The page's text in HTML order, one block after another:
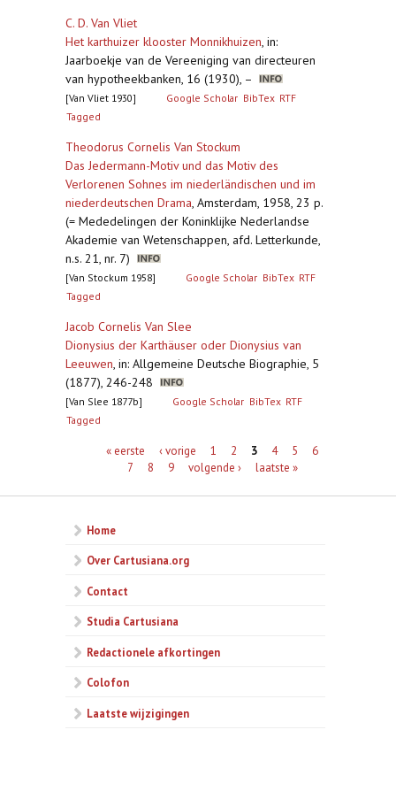
C. D. Van Vliet
Het karthuizer klooster Monnikhuizen, in:
Jaarboekje van de Vereeniging van directeuren
van hypotheekbanken, 16 (1930), –
[Van Vliet 1930] Google Scholar BibTex RTF
Tagged
Theodorus Cornelis Van Stockum
Das Jedermann-Motiv und das Motiv des
Verlorenen Sohnes im niederländischen und im
niederdeutschen Drama, Amsterdam, 1958, 23 p.
(= Mededelingen der Koninklijke Nederlandse
Akademie van Wetenschappen, afd. Letterkunde,
n.s. 21, nr. 7)
[Van Stockum 1958] Google Scholar BibTex RTF
Tagged
Jacob Cornelis Van Slee
Dionysius der Karthäuser oder Dionysius van
Leeuwen, in: Allgemeine Deutsche Biographie, 5
(1877), 246-248
[Van Slee 1877b] Google Scholar BibTex RTF
Tagged
Pagina's« eerste ‹ vorige 1 2 3 4 5
6
7
8 9 volgende › laatste »
Home
Over Cartusiana.org
Contact
Studia Cartusiana
Redactionele afkortingen
Colofon
Laatste wijzigingen